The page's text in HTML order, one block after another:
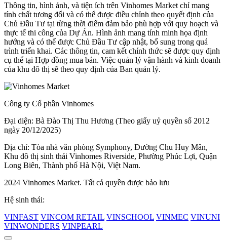
Thông tin, hình ảnh, và tiện ích trên Vinhomes Market chỉ mang
tính chất tương đối và có thể được điều chỉnh theo quyết định của
Chủ Đầu Tư tại từng thời điểm đảm bảo phù hợp với quy hoạch và
thực tế thi công của Dự Án. Hình ảnh mang tính minh họa định
hướng và có thể được Chủ Đầu Tư cập nhật, bổ sung trong quá
trình triển khai. Các thông tin, cam kết chính thức sẽ được quy định
cụ thể tại Hợp đồng mua bán. Việc quản lý vận hành và kinh doanh
của khu đô thị sẽ theo quy định của Ban quản lý.
Công ty Cổ phần Vinhomes
Đại diện: Bà Đào Thị Thu Hương (Theo giấy uỷ quyền số 2012
ngày 20/12/2025)
Địa chỉ: Tòa nhà văn phòng Symphony, Đường Chu Huy Mân,
Khu đô thị sinh thái Vinhomes Riverside, Phường Phúc Lợi, Quận
Long Biên, Thành phố Hà Nội, Việt Nam.
2024 Vinhomes Market. Tất cả quyền được bảo lưu
Hệ sinh thái:
VINFAST VINCOM RETAIL VINSCHOOL VINMEC VINUNI
VINWONDERS VINPEARL